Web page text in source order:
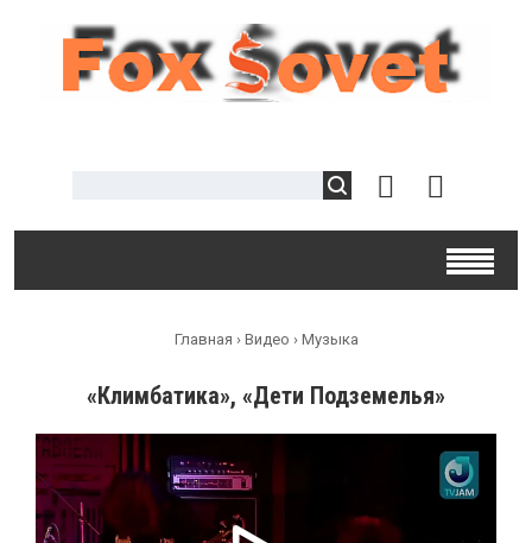
Главная › Видео › Музыка
«Климбатика», «Дети Подземелья»